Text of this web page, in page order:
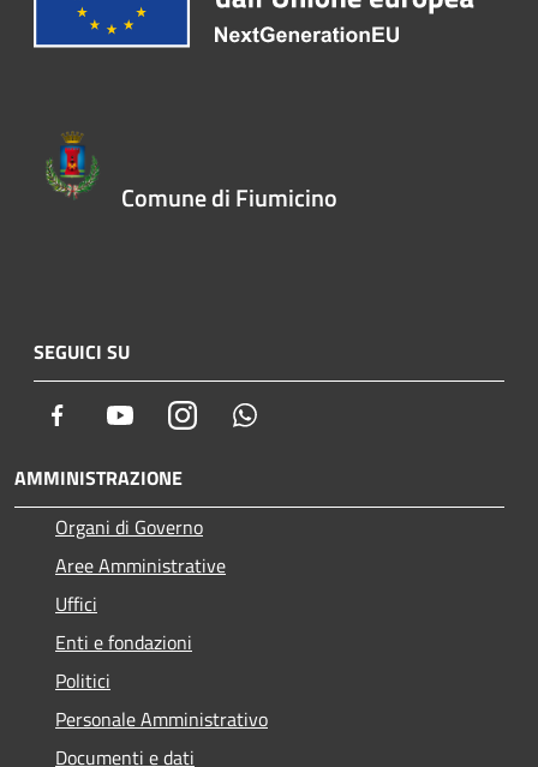
Comune di Fiumicino
SEGUICI SU
Facebook YoutubeInstagram
AMMINISTRAZIONE
Organi di Governo
Aree Amministrative
Uffici
Enti e fondazioni
Politici
Personale Amministrativo
Documenti e dati